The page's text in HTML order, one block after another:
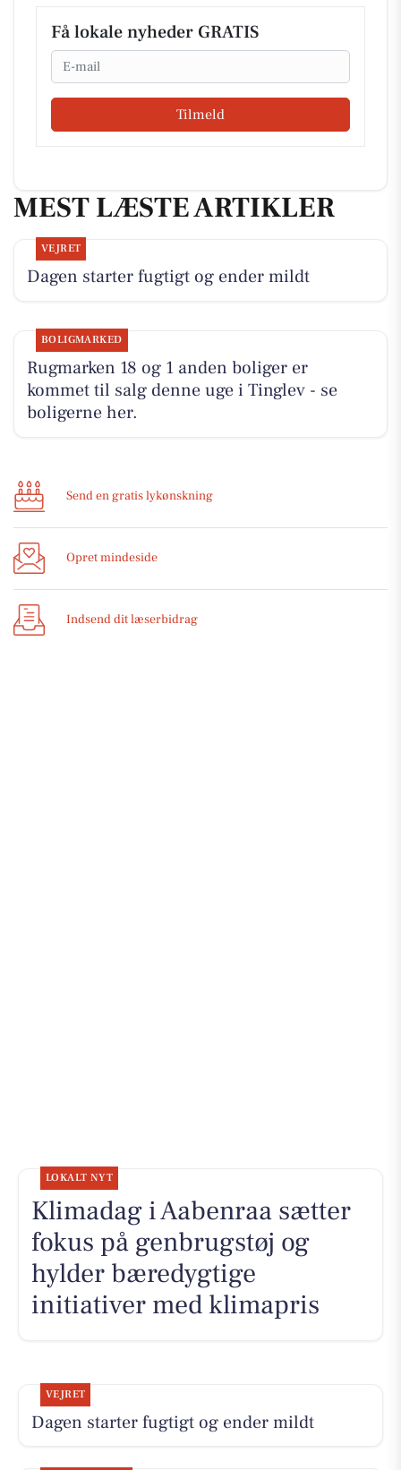
Få lokale nyheder GRATIS
Email
Tilmeld
MEST LÆSTE ARTIKLER
VEJRET
Dagen starter fugtigt og ender mildt
BOLIGMARKED
Rugmarken 18 og 1 anden boliger er
kommet til salg denne uge i Tinglev - se
boligerne her.
Send en gratis lykønskning
Opret mindeside
Indsend dit læserbidrag
LOKALT NYT
Klimadag i Aabenraa sætter
fokus på genbrugstøj og
hylder bæredygtige
initiativer med klimapris
VEJRET
Dagen starter fugtigt og ender mildt